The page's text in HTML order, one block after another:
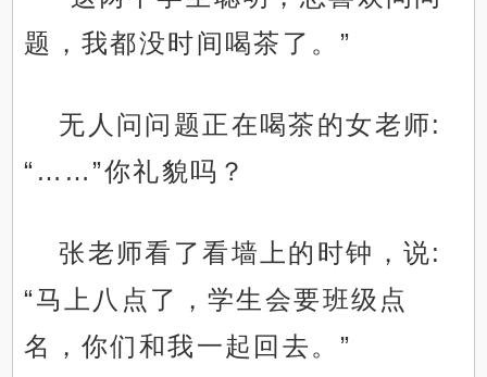
题，我都没时间喝茶了。”
无人问问题正在喝茶的女老师:
“……”你礼貌吗？
张老师看了看墙上的时钟，说:
“马上八点了，学生会要班级点
名，你们和我一起回去。”